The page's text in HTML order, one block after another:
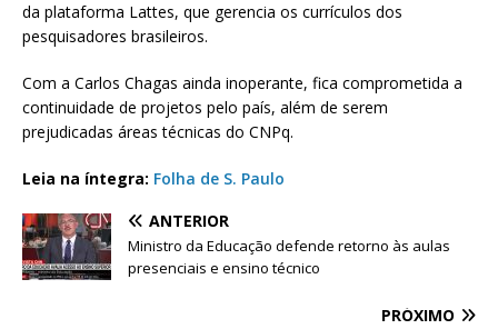
da plataforma Lattes, que gerencia os currículos dos
pesquisadores brasileiros.
Com a Carlos Chagas ainda inoperante, fica comprometida a
continuidade de projetos pelo país, além de serem
prejudicadas áreas técnicas do CNPq.
Leia na íntegra: Folha de S. Paulo
ANTERIOR
Ministro da Educação defende retorno às aulas
presenciais e ensino técnico
PRÓXIMO